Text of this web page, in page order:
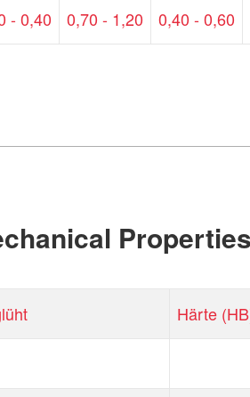
- 0,40 0,70 - 1,20 0,40 - 0,60
Härte